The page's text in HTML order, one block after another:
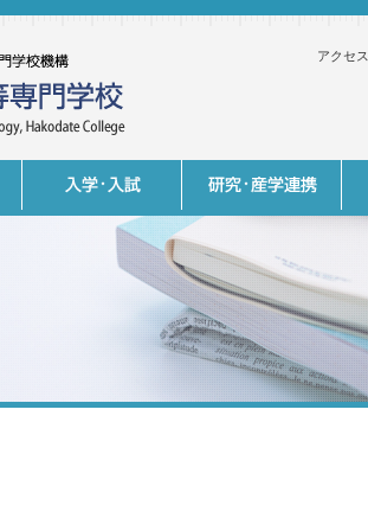
アクセス